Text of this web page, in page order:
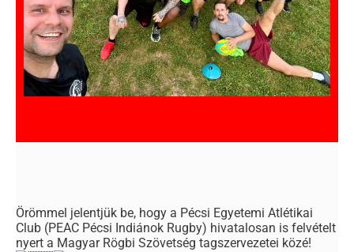
Örömmel jelentjük be, hogy a Pécsi Egyetemi Atlétikai
Club (PEAC Pécsi Indiánok Rugby) hivatalosan is felvételt
nyert a Magyar Rögbi Szövetség tagszervezetei közé!